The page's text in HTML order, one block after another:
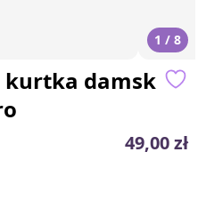
1 / 8
kurtka damsk
49,00 zł